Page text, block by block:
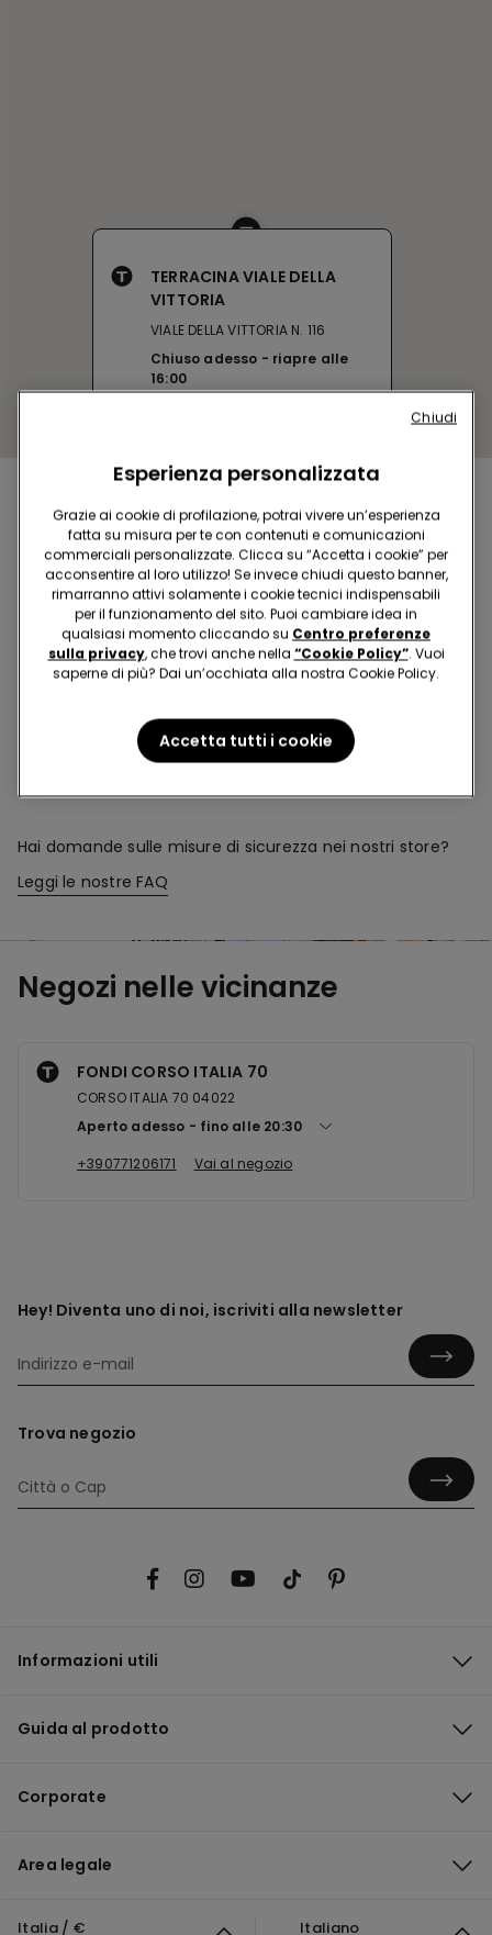
TERRACINA VIALE DELLA
VITTORIA
VIALE DELLA VITTORIA N. 116
Chiuso adesso
riapre alle
16:00
Rendi il tuo ordinedove vuoi
Cambia la mercein negozio
Programma FedeltàTEZENIS TALENT
Hai domande sulle misure di sicurezza nei nostri store?
Leggi le nostre FAQ
Negozi nelle vicinanze
FONDI CORSO ITALIA 70
CORSO ITALIA 70 04022
Aperto adesso
fino alle 20:30
+390771206171
Vai al negozio
Hey! Diventa uno di noi, iscriviti alla newsletter
Trova negozio
Informazioni utili
Guida al prodotto
Corporate
Area legale
Italia / € Italiano
Esperienza personalizzata
Grazie ai cookie di profilazione, potrai vivere un’esperienza
fatta su misura per te con contenuti e comunicazioni
commerciali personalizzate. Clicca su “Accetta i cookie” per
acconsentire al loro utilizzo! Se invece chiudi questo banner,
rimarranno attivi solamente i cookie tecnici indispensabili
per il funzionamento del sito. Puoi cambiare idea in
qualsiasi momento cliccando su Centro preferenze
sulla privacy, che trovi anche nella “Cookie Policy”. Vuoi
saperne di più? Dai un’occhiata alla nostra Cookie Policy.
Accetta tutti i cookie
Chiudi